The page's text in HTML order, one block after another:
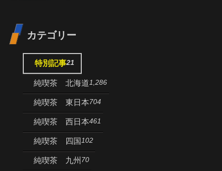
カテゴリー
特別記事21
純喫茶 北海道1,286
純喫茶 東日本704
純喫茶 西日本461
純喫茶 四国 102
純喫茶 九州 70